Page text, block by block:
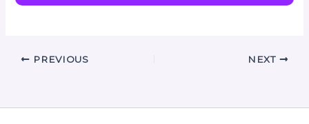
PREVIOUS NEXT